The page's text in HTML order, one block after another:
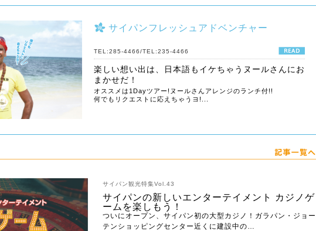
サイパン特集No.30「日帰りテニアン島ツアー」を掲載しました！
N@chan!8-9月号を発刊しました！空港やショップでGETしてね！
グルメに「ボカボカ」を追加しました。
ビューティーに「パシフィック ファミリー カイロプラクティック」を追加しました
サイパンフレッシュアドベンチャー
TEL:285-4466/TEL:235-4466
楽しい想い出は、日本語もイケちゃうヌールさんにお
まかせだ！
オススメは1Dayツアー!ヌールさんアレンジのランチ付!!
何でもリクエストに応えちゃうヨ!...
サイパンの新しいエンターテイメント カジノゲ
ームを楽しもう！
サイパン観光特集Vol.43
ついにオープン、サイパン初の大型カジノ！ガラパン・ジョー
テンショッピングセンター近くに建設中の…